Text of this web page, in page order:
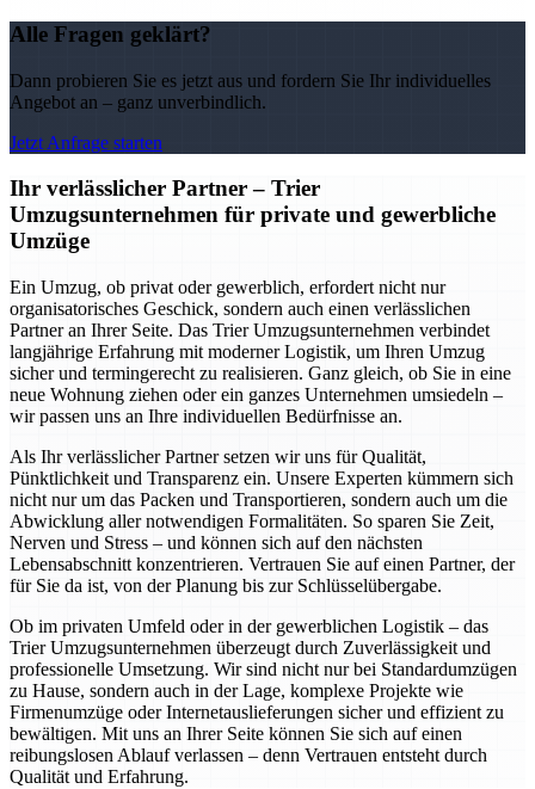
Alle Fragen geklärt?
Dann probieren Sie es jetzt aus und fordern Sie Ihr individuelles
Angebot an – ganz unverbindlich.
Jetzt Anfrage starten
Ihr verlässlicher Partner – Trier
Umzugsunternehmen für private und gewerbliche
Umzüge
Ein Umzug, ob privat oder gewerblich, erfordert nicht nur
organisatorisches Geschick, sondern auch einen verlässlichen
Partner an Ihrer Seite. Das Trier Umzugsunternehmen verbindet
langjährige Erfahrung mit moderner Logistik, um Ihren Umzug
sicher und termingerecht zu realisieren. Ganz gleich, ob Sie in eine
neue Wohnung ziehen oder ein ganzes Unternehmen umsiedeln –
wir passen uns an Ihre individuellen Bedürfnisse an.
Als Ihr verlässlicher Partner setzen wir uns für Qualität,
Pünktlichkeit und Transparenz ein. Unsere Experten kümmern sich
nicht nur um das Packen und Transportieren, sondern auch um die
Abwicklung aller notwendigen Formalitäten. So sparen Sie Zeit,
Nerven und Stress – und können sich auf den nächsten
Lebensabschnitt konzentrieren. Vertrauen Sie auf einen Partner, der
für Sie da ist, von der Planung bis zur Schlüsselübergabe.
Ob im privaten Umfeld oder in der gewerblichen Logistik – das
Trier Umzugsunternehmen überzeugt durch Zuverlässigkeit und
professionelle Umsetzung. Wir sind nicht nur bei Standardumzügen
zu Hause, sondern auch in der Lage, komplexe Projekte wie
Firmenumzüge oder Internetauslieferungen sicher und effizient zu
bewältigen. Mit uns an Ihrer Seite können Sie sich auf einen
reibungslosen Ablauf verlassen – denn Vertrauen entsteht durch
Qualität und Erfahrung.